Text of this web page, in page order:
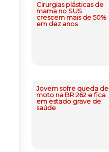
Cirurgias plásticas de
mama no SUS
crescem mais de 50%
em dez anos
Jovem sofre queda de
moto na BR 262 e fica
em estado grave de
saúde